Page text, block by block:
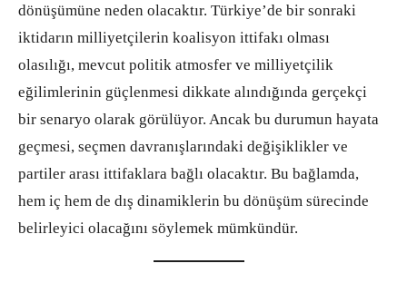
dönüşümüne neden olacaktır. Türkiye’de bir sonraki
iktidarın milliyetçilerin koalisyon ittifakı olması
olasılığı, mevcut politik atmosfer ve milliyetçilik
eğilimlerinin güçlenmesi dikkate alındığında gerçekçi
bir senaryo olarak görülüyor. Ancak bu durumun hayata
geçmesi, seçmen davranışlarındaki değişiklikler ve
partiler arası ittifaklara bağlı olacaktır. Bu bağlamda,
hem iç hem de dış dinamiklerin bu dönüşüm sürecinde
belirleyici olacağını söylemek mümkündür.